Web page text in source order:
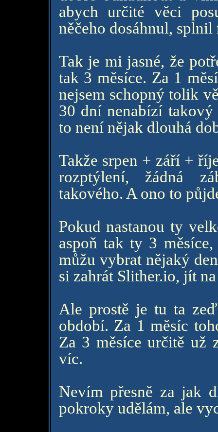
abych určité věci
něčeho dosáhnul,
Tak je mi jasné, že
tak 3 měsíce. Za 1
nejsem schopný tolik
30 dní nenabízí
to není nějak dlouhá
Takže srpen + září +
rozptýlení, žádná
takového. A ono to
Pokud nastanou ty
aspoň tak ty 3
můžu vybrat nějaký
si zahrát Slither.io, jít
Ale prostě je tu ta
období. Za 1 měsíc
Za 3 měsíce určitě už
víc.
Nevím přesně za jak
pokroky udělám, ale